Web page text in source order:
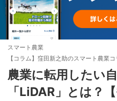
スマート農業
【コラム】窪田新之助のスマート農業コ
農業に転用したい
「LiDAR」とは？